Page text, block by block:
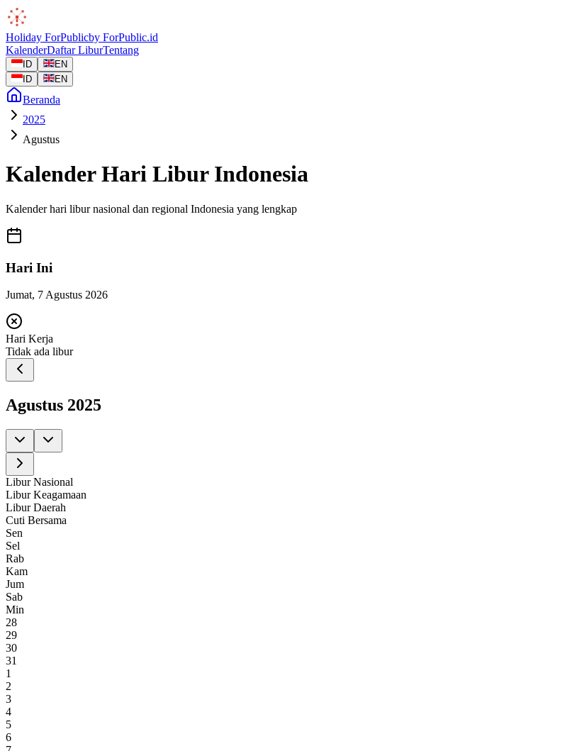
Holiday ForPublicby ForPublic.id
KalenderDaftar LiburTentang
ID
EN
ID
EN
Beranda
2025
Agustus
Kalender Hari Libur Indonesia
Kalender hari libur nasional dan regional Indonesia yang lengkap
Hari Ini
Jumat, 7 Agustus 2026
Hari Kerja
Tidak ada libur
Agustus 2025
Libur Nasional
Libur Keagamaan
Libur Daerah
Cuti Bersama
Sen
Sel
Rab
Kam
Jum
Sab
Min
28
29
30
31
1
2
3
4
5
6